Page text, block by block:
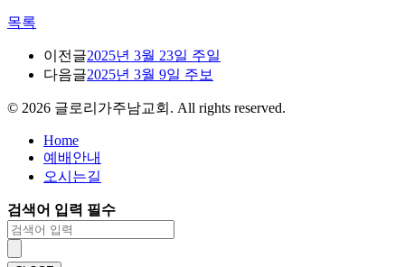
목록
이전글2025년 3월 23일 주일
다음글2025년 3월 9일 주보
© 2026 글로리가주남교회. All rights reserved.
Home
예배안내
오시는길
검색어 입력 필수